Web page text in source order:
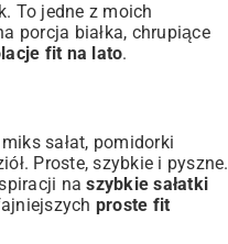
To jedne z moich
porcja białka, chrupiące
fit na lato.
sałat, pomidorki
Proste, szybkie i pyszne.
naszybkie sałatki
proste fit